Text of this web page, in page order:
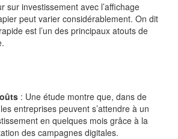
sur investissement avec l’affichage
peut varier considérablement. On dit
est l’un des principaux atouts de
: Une étude montre que, dans de
entreprises peuvent s’attendre à un
en quelques mois grâce à la
des campagnes digitales.